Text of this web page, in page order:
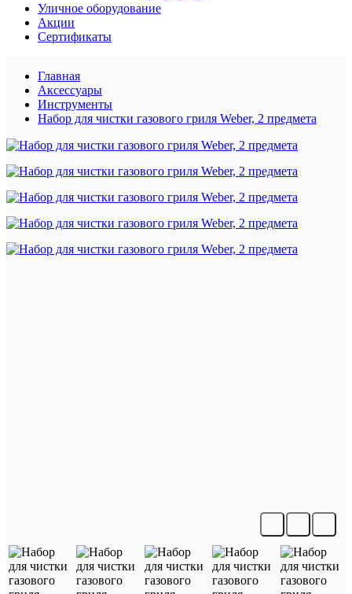
Уличное оборудование
Акции
Сертификаты
Главная
Аксессуары
Инструменты
Набор для чистки газового гриля Weber, 2 предмета